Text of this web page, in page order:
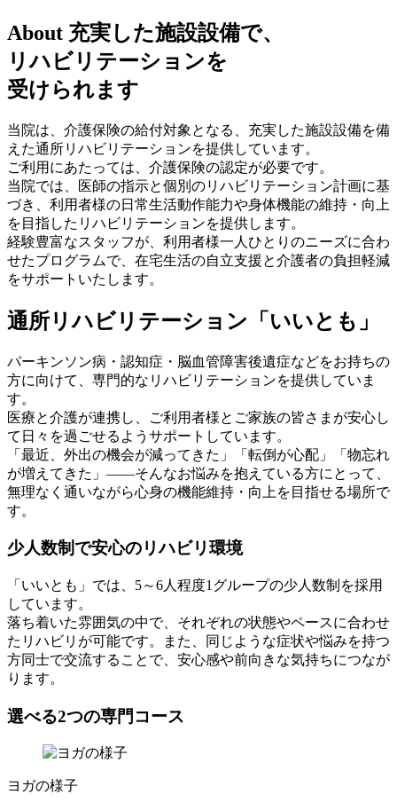
About 充実した施設設備で、
リハビリテーションを
受けられます
当院は、介護保険の給付対象となる、充実した施設設備を備
えた通所リハビリテーションを提供しています。
ご利用にあたっては、介護保険の認定が必要です。
当院では、医師の指示と個別のリハビリテーション計画に基
づき、利用者様の日常生活動作能力や身体機能の維持・向上
を目指したリハビリテーションを提供します。
経験豊富なスタッフが、利用者様一人ひとりのニーズに合わ
せたプログラムで、在宅生活の自立支援と介護者の負担軽減
をサポートいたします。
通所リハビリテーション「いいとも」
パーキンソン病・認知症・脳血管障害後遺症などをお持ちの
方に向けて、専門的なリハビリテーションを提供していま
す。
医療と介護が連携し、ご利用者様とご家族の皆さまが安心し
て日々を過ごせるようサポートしています。
「最近、外出の機会が減ってきた」「転倒が心配」「物忘れ
が増えてきた」――そんなお悩みを抱えている方にとって、
無理なく通いながら心身の機能維持・向上を目指せる場所で
す。
少人数制で安心のリハビリ環境
「いいとも」では、5～6人程度1グループの少人数制を採用
しています。
落ち着いた雰囲気の中で、それぞれの状態やペースに合わせ
たリハビリが可能です。また、同じような症状や悩みを持つ
方同士で交流することで、安心感や前向きな気持ちにつなが
ります。
選べる2つの専門コース
ヨガの様子